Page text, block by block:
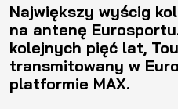
Największy wyścig
na antenę
kolejnych pięć lat,
transmitowany w
platformie MAX.